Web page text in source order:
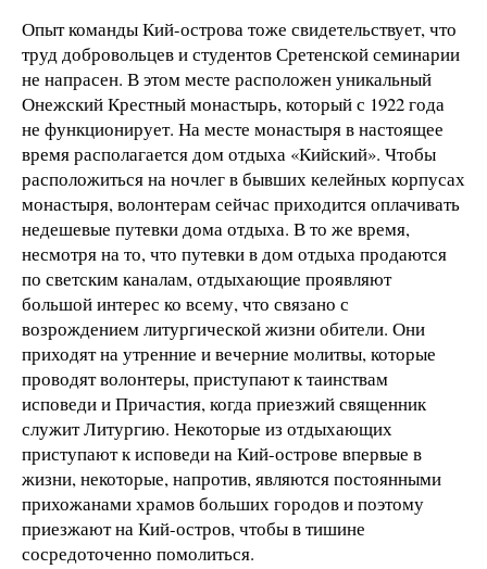
Опыт команды Кий-острова тоже свидетельствует, что
труд добровольцев и студентов Сретенской семинарии
не напрасен. В этом месте расположен уникальный
Онежский Крестный монастырь, который с 1922 года
не функционирует. На месте монастыря в настоящее
время располагается дом отдыха «Кийский». Чтобы
расположиться на ночлег в бывших келейных корпусах
монастыря, волонтерам сейчас приходится оплачивать
недешевые путевки дома отдыха. В то же время,
несмотря на то, что путевки в дом отдыха продаются
по светским каналам, отдыхающие проявляют
большой интерес ко всему, что связано с
возрождением литургической жизни обители. Они
приходят на утренние и вечерние молитвы, которые
проводят волонтеры, приступают к таинствам
исповеди и Причастия, когда приезжий священник
служит Литургию. Некоторые из отдыхающих
приступают к исповеди на Кий-острове впервые в
жизни, некоторые, напротив, являются постоянными
прихожанами храмов больших городов и поэтому
приезжают на Кий-остров, чтобы в тишине
сосредоточенно помолиться.